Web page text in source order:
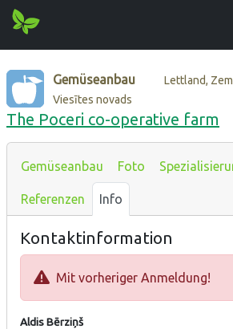
Gemüseanbau
Lettland,
Viesītes novads
The Poceri co-operative farm
Gemüseanbau Foto
Referenzen Info
Kontaktinformation
Mit vorheriger Anmeldung!
Aldis Bērziņš